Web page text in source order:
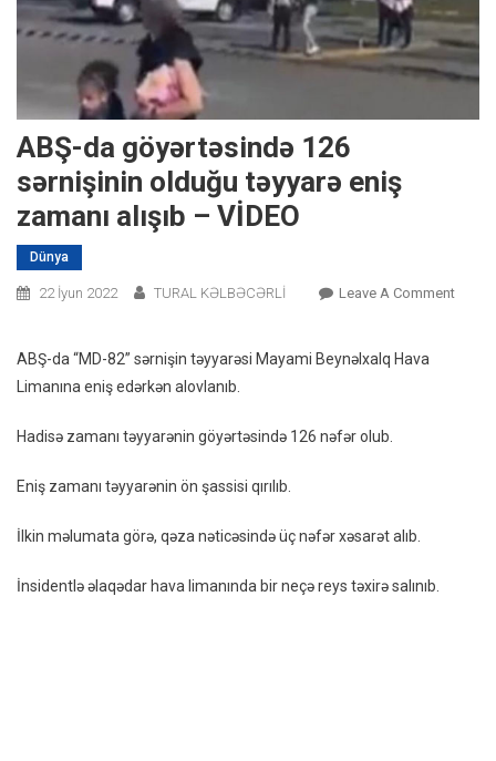
ABŞ-da göyərtəsində 126
sərnişinin olduğu təyyarə eniş
zamanı alışıb – VİDEO
Dünya
22 İyun 2022 TURAL KƏLBƏCƏRLİ Leave A CommentOn
ABŞ-da “MD-82” sərnişin təyyarəsi Mayami Beynəlxalq Hava
Limanına eniş edərkən alovlanıb.
Hadisə zamanı təyyarənin göyərtəsində 126 nəfər olub.
Eniş zamanı təyyarənin ön şassisi qırılıb.
İlkin məlumata görə, qəza nəticəsində üç nəfər xəsarət alıb.
İnsidentlə əlaqədar hava limanında bir neçə reys təxirə salınıb.